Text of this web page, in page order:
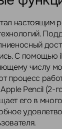
настоящим
С помощью
числу
процесс
Pencil (2-
его в